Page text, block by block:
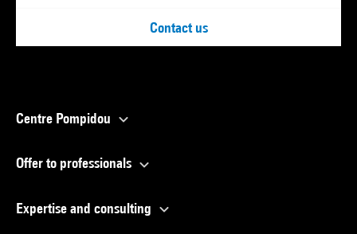
Contact us
Centre Pompidou
Offer to professionals
Expertise and consulting